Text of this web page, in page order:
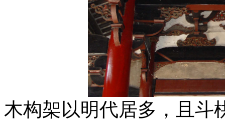
木构架以明代居多，且斗